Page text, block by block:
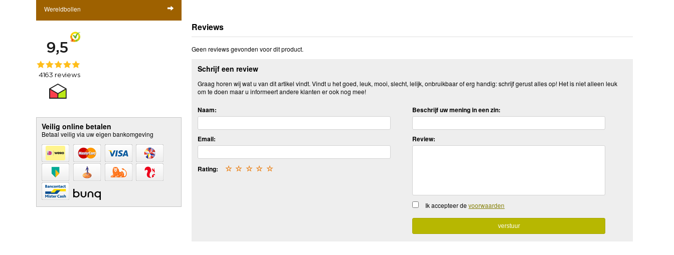
Wereldbollen
Veilig online betalen
Betaal veilig via uw eigen bankomgeving
Reviews
Geen reviews gevonden voor dit product.
Schrijf een review
Graag horen wij wat u van dit artikel vindt. Vindt u het goed, leuk, mooi, slecht, lelijk, onbruikbaar of erg handig: schrijf gerust alles op! Het is niet alleen leuk
om te doen maar u informeert andere klanten er ook nog mee!
Naam:
Email:
Rating: ☆
☆
☆
☆
☆
Beschrijf uw mening in een zin:
Review:
Ik accepteer devoorwaarden